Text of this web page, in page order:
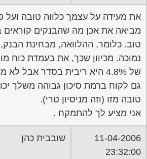
את מעידה על עצמך כלווה טובה ועל
מביאה את אכן מה שהבנקים קוראים
טוב. כלומר, ההלוואה, מבחינת הבנק,
נמוכה. מכיוון שכך, את בעמדת כוח
של 4.8% היא ריבית בסדר אבל לא
גם לקוח ברמת סיכון גבוהה משלך
טובה מזו (וזה מניסיון טרי).
אני מציע לך להתמקח .
11-04-2006
23:32:00
שובבית כהן